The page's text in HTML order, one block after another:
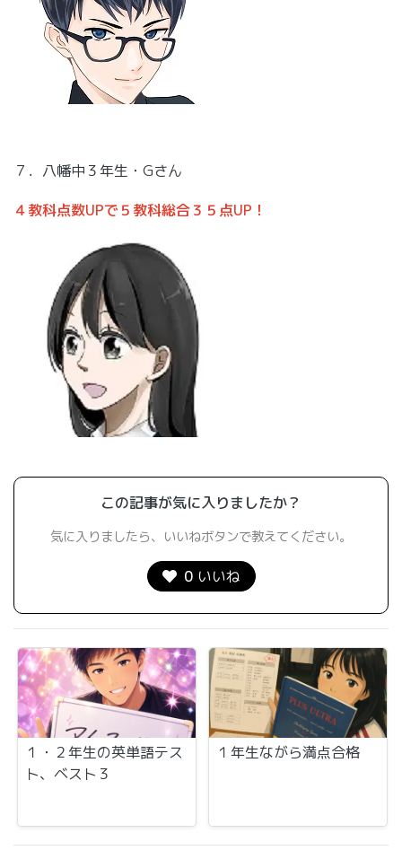
７．八幡中３年生・Gさん
４教科点数UPで５教科総合３５点UP！
この記事が気に入りましたか？
気に入りましたら、いいねボタンで教えてください。
0 いいね
１・２年生の英単語テス
ト、ベスト３
１年生ながら満点合格